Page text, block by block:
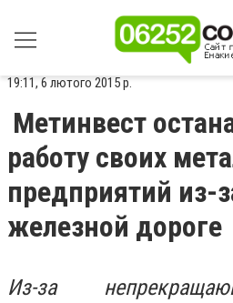
19:11, 6 лютого 2015 р.
Метинвест
работу своих
предприятий из-
железной дороге
Из-за